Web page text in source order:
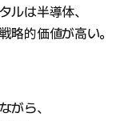
ルは半導体、
略的価値が高い。
がら、